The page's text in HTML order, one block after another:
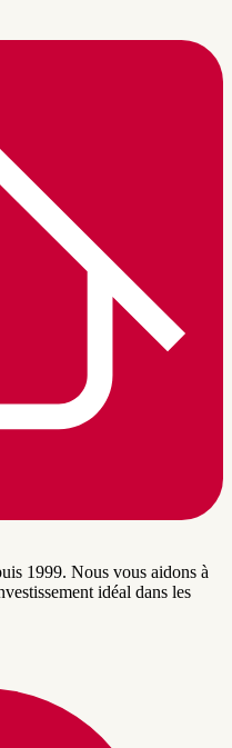
1999. Nous vous aidons à
idéal dans les